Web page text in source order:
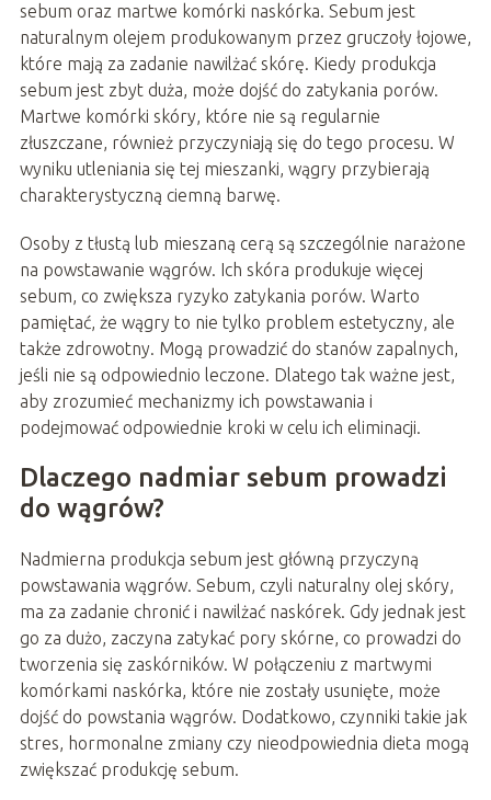
sebum oraz martwe komórki naskórka. Sebum jest
naturalnym olejem produkowanym przez gruczoły łojowe,
które mają za zadanie nawilżać skórę. Kiedy produkcja
sebum jest zbyt duża, może dojść do zatykania porów.
Martwe komórki skóry, które nie są regularnie
złuszczane, również przyczyniają się do tego procesu. W
wyniku utleniania się tej mieszanki, wągry przybierają
charakterystyczną ciemną barwę.
Osoby z tłustą lub mieszaną cerą są szczególnie narażone
na powstawanie wągrów. Ich skóra produkuje więcej
sebum, co zwiększa ryzyko zatykania porów. Warto
pamiętać, że wągry to nie tylko problem estetyczny, ale
także zdrowotny. Mogą prowadzić do stanów zapalnych,
jeśli nie są odpowiednio leczone. Dlatego tak ważne jest,
aby zrozumieć mechanizmy ich powstawania i
podejmować odpowiednie kroki w celu ich eliminacji.
Dlaczego nadmiar sebum prowadzi
do wągrów?
Nadmierna produkcja sebum jest główną przyczyną
powstawania wągrów. Sebum, czyli naturalny olej skóry,
ma za zadanie chronić i nawilżać naskórek. Gdy jednak jest
go za dużo, zaczyna zatykać pory skórne, co prowadzi do
tworzenia się zaskórników. W połączeniu z martwymi
komórkami naskórka, które nie zostały usunięte, może
dojść do powstania wągrów. Dodatkowo, czynniki takie jak
stres, hormonalne zmiany czy nieodpowiednia dieta mogą
zwiększać produkcję sebum.